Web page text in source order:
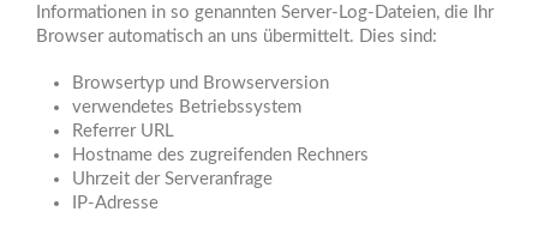
Informationen in so genannten Server-Log-Dateien, die Ihr
Browser automatisch an uns übermittelt. Dies sind:
Browsertyp und Browserversion
verwendetes Betriebssystem
Referrer URL
Hostname des zugreifenden Rechners
Uhrzeit der Serveranfrage
IP-Adresse